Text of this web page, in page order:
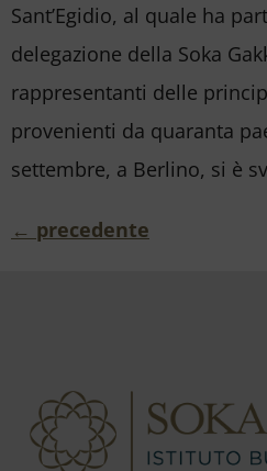
Sant’Egidio, al quale ha
delegazione della Soka
rappresentanti delle
provenienti da quaranta
settembre, a Berlino, si è
← precedente